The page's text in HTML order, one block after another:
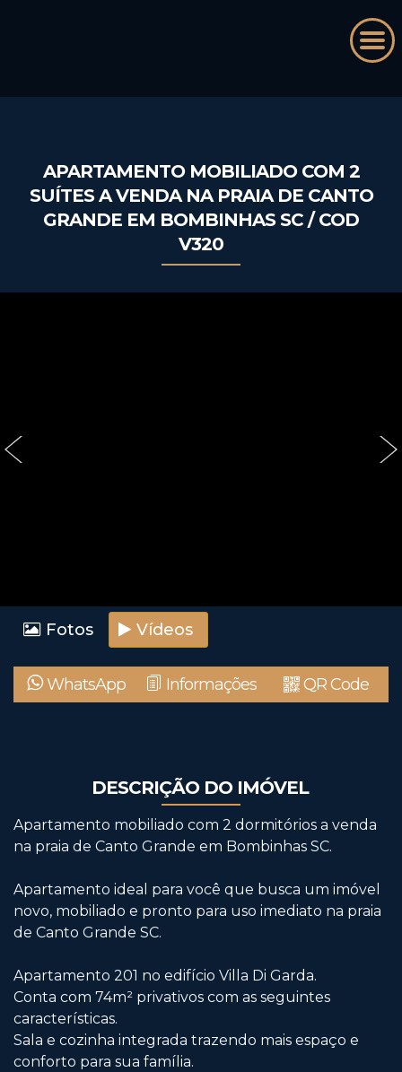
APARTAMENTO MOBILIADO COM 2
SUÍTES A VENDA NA PRAIA DE CANTO
GRANDE EM BOMBINHAS SC / COD
V320
‹ ›
Fotos Vídeos
WhatsApp Informações QR Code
DESCRIÇÃO DO IMÓVEL
Apartamento mobiliado com 2 dormitórios a venda
na praia de Canto Grande em Bombinhas SC.
Apartamento ideal para você que busca um imóvel
novo, mobiliado e pronto para uso imediato na praia
de Canto Grande SC.
Apartamento 201 no edifício Villa Di Garda.
Conta com 74m² privativos com as seguintes
características.
Sala e cozinha integrada trazendo mais espaço e
conforto para sua família.